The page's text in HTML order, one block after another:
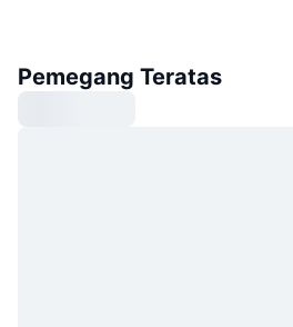
Pemegang Teratas